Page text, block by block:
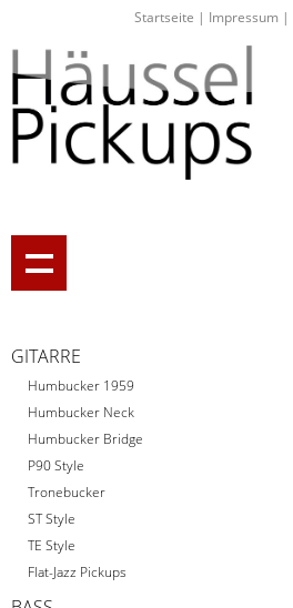
Startseite | Impressum |
GITARRE
Humbucker 1959
Humbucker Neck
Humbucker Bridge
P90 Style
Tronebucker
ST Style
TE Style
Flat-Jazz Pickups